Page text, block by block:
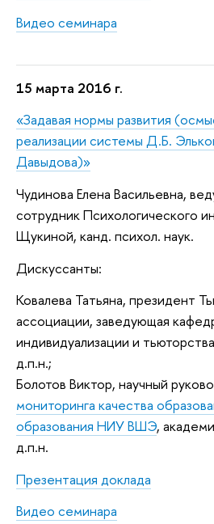
Видео семинара
15 марта 2016 г.
«Задавая нормы развития
реализации системы Д.Б.
Давыдова)»
Чудинова Елена Васильевна,
сотрудникПсихологического
Щукиной, канд. психол. наук.
Дискуссанты:
Ковалева Татьяна, президент
ассоциации, заведующая
индивидуализации и
д.п.н.;
Болотов Виктор, научный
мониторинга качества
образования НИУ ВШЭ,
д.п.н.
Презентация доклада
Видео семинара